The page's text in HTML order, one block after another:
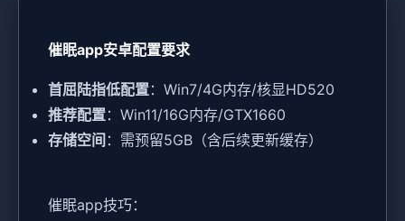
催眠app安卓配置要求
​首屈陆指低配置​​：Win7/4G内存/核显HD520
​推荐配置​​：Win11/16G内存/GTX1660
​存储空间​ ​：需预留5GB（含后续更新缓存）
催眠app技巧：